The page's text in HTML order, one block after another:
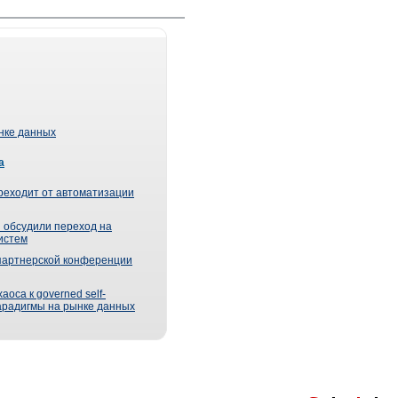
данных
от автоматизации
переход на
конференции
к governed self-
на рынке данных